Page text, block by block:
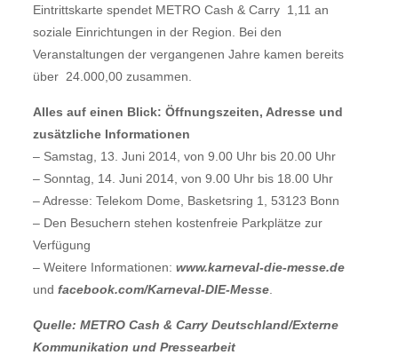
Eintrittskarte spendet METRO Cash & Carry  1,11 an
soziale Einrichtungen in der Region. Bei den
Veranstaltungen der vergangenen Jahre kamen bereits
über  24.000,00 zusammen.
Alles auf einen Blick: Öffnungszeiten, Adresse und
zusätzliche Informationen
– Samstag, 13. Juni 2014, von 9.00 Uhr bis 20.00 Uhr
– Sonntag, 14. Juni 2014, von 9.00 Uhr bis 18.00 Uhr
– Adresse: Telekom Dome, Basketsring 1, 53123 Bonn
– Den Besuchern stehen kostenfreie Parkplätze zur
Verfügung
– Weitere Informationen: www.karneval-die-messe.de
und facebook.com/Karneval-DIE-Messe.
Quelle: METRO Cash & Carry Deutschland/Externe
Kommunikation und Pressearbeit